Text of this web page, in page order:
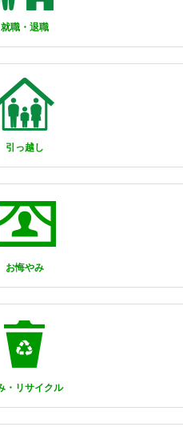
就職・退職
引っ越し
お悔やみ
・リサイクル